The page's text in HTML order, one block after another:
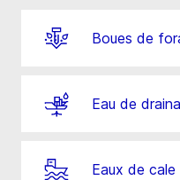
Boues de
Eau de
Eaux de cale